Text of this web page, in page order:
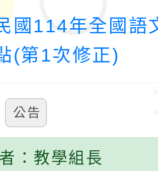
國114年全國語
(第1次修正)
公告
：教學組長